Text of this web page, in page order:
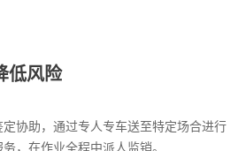
低风险
协助，通过专人专车送至特定场合进行
，在作业全程中派人监销。